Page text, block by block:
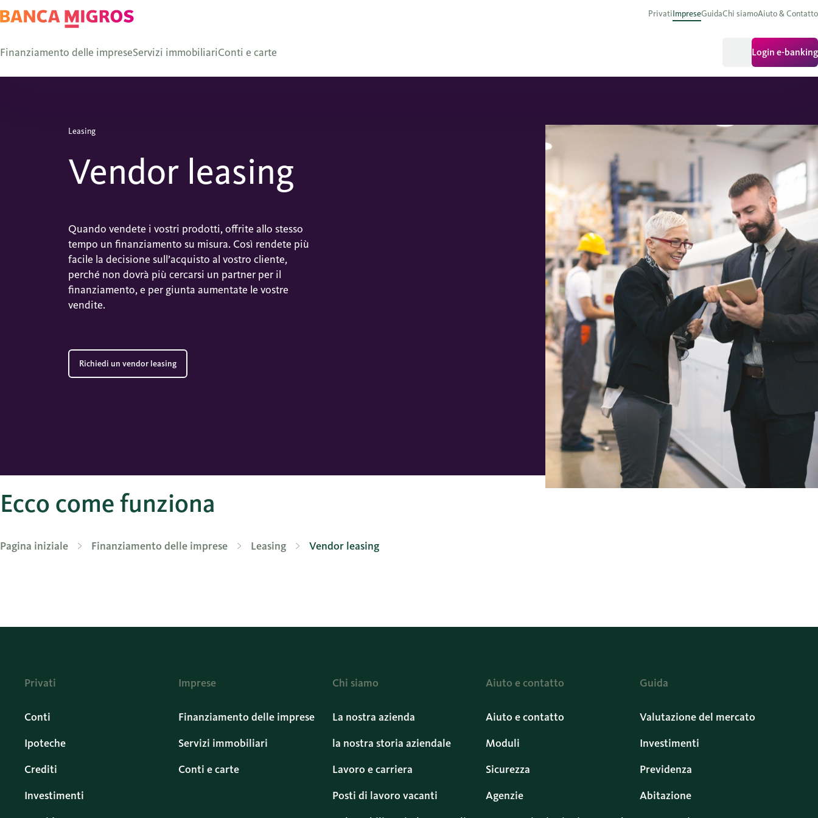
PrivatiImpreseGuidaChi siamoAiuto & Contatto
Finanziamento delle impreseServizi immobiliariConti e carte Login e-banking
Leasing
Vendor leasing
Quando vendete i vostri prodotti, offrite allo stesso
tempo un finanziamento su misura. Così rendete più
facile la decisione sull’acquisto al vostro cliente,
perché non dovrà più cercarsi un partner per il
finanziamento, e per giunta aumentate le vostre
vendite.
Richiedi un vendor leasing
Ecco come funziona
Pagina iniziale Finanziamento delle imprese Leasing Vendor leasing
Privati
Conti
Ipoteche
Crediti
Investimenti
Imprese
Finanziamento delle imprese
Servizi immobiliari
Conti e carte
Chi siamo
La nostra azienda
la nostra storia aziendale
Lavoro e carriera
Posti di lavoro vacanti
Aiuto e contatto
Aiuto e contatto
Moduli
Sicurezza
Agenzie
Guida
Valutazione del mercato
Investimenti
Previdenza
Abitazione